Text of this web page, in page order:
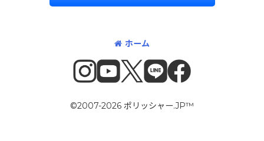
ホーム
©2007-2026 ポリッシャー.JP™